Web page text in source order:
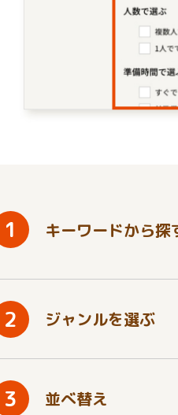
1 キーワードから探
2 ジャンルを選ぶ
3 並べ替え